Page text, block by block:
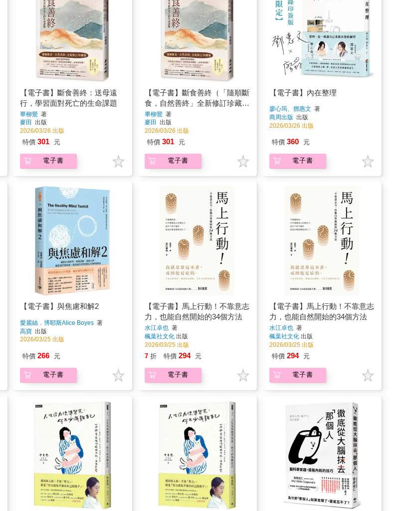
【電子書】斷食善終：送母遠
行，學習面對死亡的生命課題
畢柳鶯 著
麥田 出版
2026/03/26 出版
特價 301 元
電子書
【電子書】斷食善終（「隨順斷
食，自然善終」全新修訂珍藏
版）
畢柳鶯 著
麥田 出版
2026/03/26 出版
特價 301 元
電子書
【電子書】內在整理
廖心筠、鄧惠文 著
商周出版 出版
2026/03/26 出版
特價 360 元
電子書
【電子書】與焦慮和解2
愛麗絲．博耶斯Alice Boyes 著
高寶 出版
2026/03/25 出版
特價 266 元
電子書
【電子書】馬上行動！不靠意志
力，也能自然開始的34個方法
水江卓也 著
楓葉社文化 出版
2026/03/25 出版
7 折 特價 294 元
電子書
【電子書】馬上行動！不靠意志
力，也能自然開始的34個方法
水江卓也 著
楓葉社文化 出版
2026/03/25 出版
特價 294 元
電子書